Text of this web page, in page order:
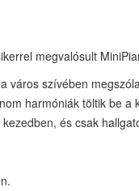
megvalósult
város szívében
harmóniák töltik be
és csak